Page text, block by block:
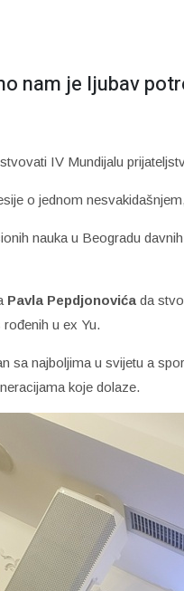
nam je ljubav
IV Mundijalu
o jednom
nauka u Beogradu
Pavla Pepdjonovića da
u ex Yu.
sa najboljima u svijetu a
koje dolaze.